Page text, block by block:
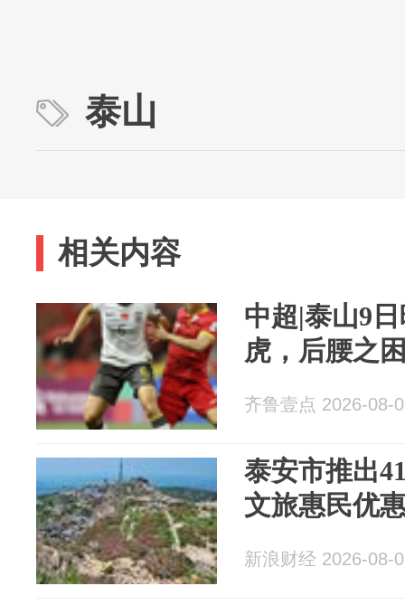
泰山
相关内容
中超|泰山9
虎，后腰之
齐鲁壹点 2026-08-
泰安市推出
文旅惠民优
新浪财经 2026-08-